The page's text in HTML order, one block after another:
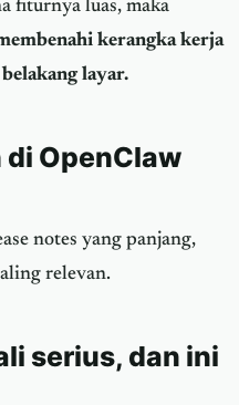
fiturnya luas, maka
kerangka kerja
layar.
OpenClaw
notes yang panjang,
relevan.
serius, dan ini